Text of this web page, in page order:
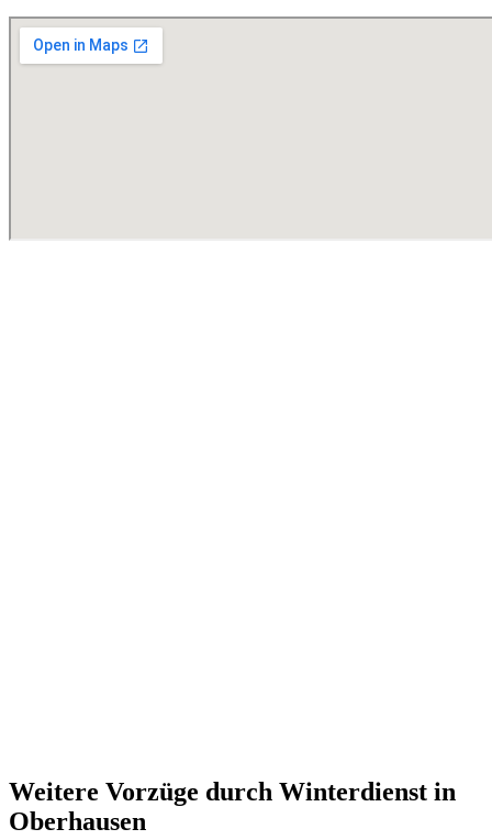
Weitere Vorzüge durch Winterdienst in
Oberhausen